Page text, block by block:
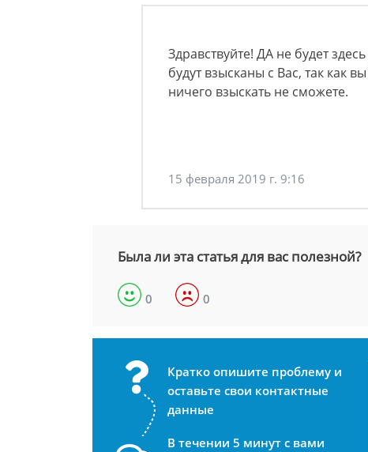
Здравствуйте! ДА не будет
будут взысканы с Вас, так как
ничего взыскать не сможете.
15 февраля 2019 г. 9:16
Была ли эта статья для вас полезной?
0 0
Кратко опишите проблему и
оставьте свои контактные
данные
В течении 5 минут с вами